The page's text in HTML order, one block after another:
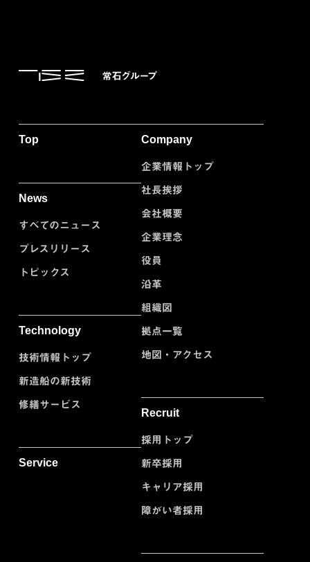
Top
News
すべてのニュース
プレスリリース
トピックス
Technology
技術情報トップ
新造船の新技術
修繕サービス
Service
Company
企業情報トップ
社長挨拶
会社概要
企業理念
役員
沿革
組織図
拠点一覧
地図・アクセス
Recruit
採用トップ
新卒採用
キャリア採用
障がい者採用